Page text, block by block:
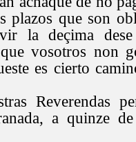
plazos que son
la deçima dese
vosotros non
es cierto
Reverendas
a quinze